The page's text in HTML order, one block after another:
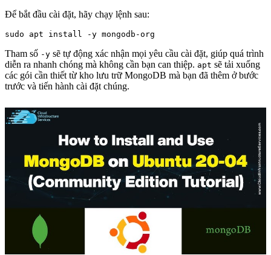
Để bắt đầu cài đặt, hãy chạy lệnh sau:
Tham số -y sẽ tự động xác nhận mọi yêu cầu cài đặt, giúp quá trình
diễn ra nhanh chóng mà không cần bạn can thiệp. apt sẽ tải xuống
các gói cần thiết từ kho lưu trữ MongoDB mà bạn đã thêm ở bước
trước và tiến hành cài đặt chúng.